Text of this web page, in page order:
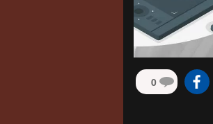
0